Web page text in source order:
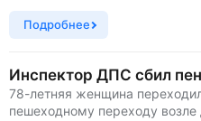
Подробнее
Инспектор ДПС сбил
78-летняя женщина
пешеходному переходу